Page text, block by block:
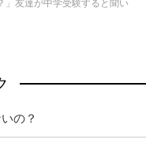
」友達が中学受験すると聞い
の？